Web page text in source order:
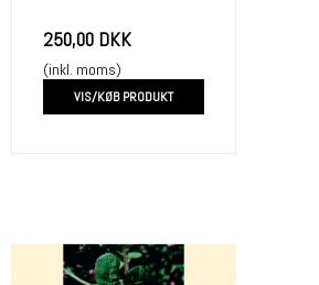
250,00 DKK
(inkl. moms)
VIS/KØB PRODUKT